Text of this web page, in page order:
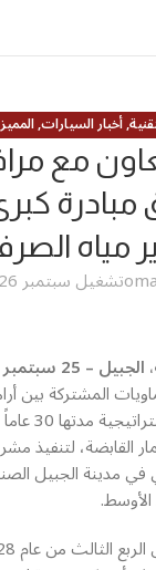
,أخبار السيارات,
مع
مبادرة
مياه
تشغيل سبتمبر 26, 2025
سبتمبر 2025
المشتركة بين
إنرجيز
القابضة، لتنفيذ
مدينة الجبيل